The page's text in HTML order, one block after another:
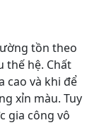
tồn theo
thế hệ. Chất
cao và khi để
xỉn màu. Tuy
gia công vô